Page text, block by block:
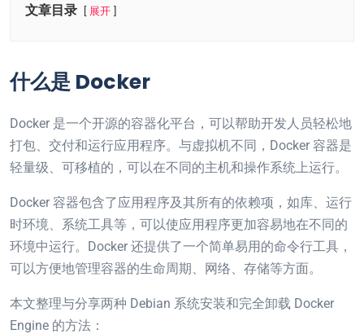
文章目录 展开
什么是 Docker
Docker 是一个开源的容器化平台，可以帮助开发人员轻松地
打包、交付和运行应用程序。与虚拟机不同，Docker 容器是
轻量级、可移植的，可以在不同的主机和操作系统上运行。
Docker 容器包含了应用程序及其所有的依赖项，如库、运行
时环境、系统工具等，可以使应用程序更加容易地在不同的
环境中运行。Docker 还提供了一个简单易用的命令行工具，
可以方便地管理容器的生命周期、网络、存储等方面。
本文整理与分享两种 Debian 系统安装和完全卸载 Docker
Engine 的方法：